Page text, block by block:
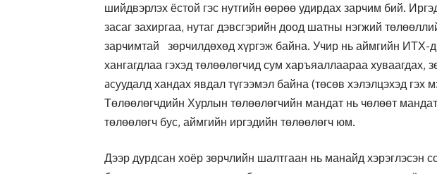
шийдвэрлэх ёстой гэс нутгийн өөрөө удирдах зарчим бий.
засаг захиргаа, нутаг дэвсгэрийн доод шатны нэгжий
зарчимтай зөрчилдөхөд хүргэж байна. Учир нь аймгийн ИТХ-
хангагдлаа гэхэд төлөөлөгчид сум харъяаллаараа
acyудалд хандах явдал түгээмэл байна (төсөв хэлэлцэхэд гэх
Төлөөлөгчдийн Хурлын төлөөлөгчийн мандат нь чөлөөт
төлөөлөгч бус, аймгийн иргэдийн төлөөлөгч юм.
Дээр дурдсан хоёр зөрчлийн шалтгаан нь манайд хэрэглэсэн